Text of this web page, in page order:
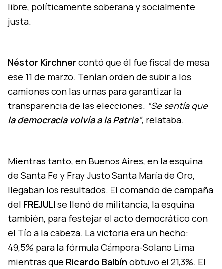
libre, políticamente soberana y socialmente
justa.
Néstor Kirchner contó que él fue fiscal de mesa
ese 11 de marzo. Tenían orden de subir a los
camiones con las urnas para garantizar la
transparencia de las elecciones. “Se sentía que
la democracia volvía a la Patria”, relataba.
Mientras tanto, en Buenos Aires, en la esquina
de Santa Fe y Fray Justo Santa María de Oro,
llegaban los resultados. El comando de campaña
del FREJULI se llenó de militancia, la esquina
también, para festejar el acto democrático con
el Tío a la cabeza. La victoria era un hecho:
49,5% para la fórmula Cámpora-Solano Lima
mientras que Ricardo Balbín obtuvo el 21,3%. El